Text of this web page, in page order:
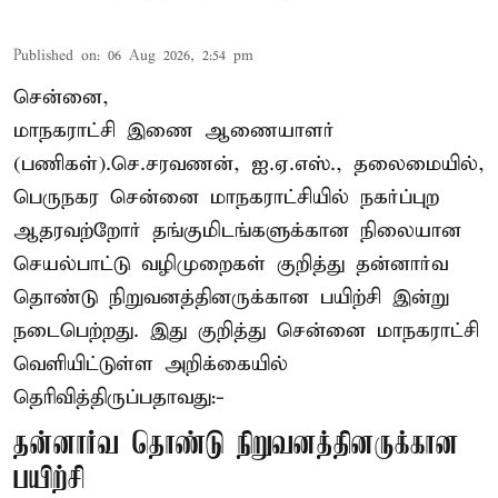
Published on: 06 Aug 2026, 2:54 pm
சென்னை,
மாநகராட்சி இணை ஆணையாளர்
(பணிகள்).செ.சரவணன், ஐ.ஏ.எஸ்., தலைமையில்,
பெருநகர சென்னை மாநகராட்சியில் நகர்ப்புற
ஆதரவற்றோர் தங்குமிடங்களுக்கான நிலையான
செயல்பாட்டு வழிமுறைகள் குறித்து தன்னார்வ
தொண்டு நிறுவனத்தினருக்கான பயிற்சி இன்று
நடைபெற்றது. இது குறித்து சென்னை மாநகராட்சி
வெளியிட்டுள்ள அறிக்கையில்
தெரிவித்திருப்பதாவது:-
தன்னார்வ தொண்டு நிறுவனத்தினருக்கான
பயிற்சி